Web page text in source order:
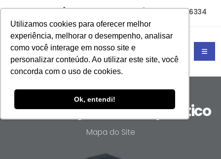
Utilizamos cookies para oferecer melhor
experiência, melhorar o desempenho, analisar
como você interage em nosso site e
personalizar conteúdo. Ao utilizar este site, você
concorda com o uso de cookies.
Ok, entendi!
(11) 94785-6334
Caixa empilhável de plástico
Mapa do Site